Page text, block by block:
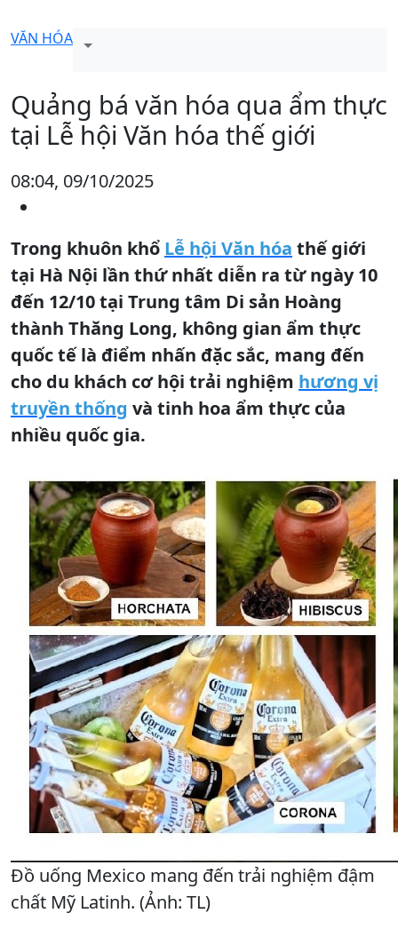
VĂN HÓA
Quảng bá văn hóa qua ẩm thực
tại Lễ hội Văn hóa thế giới
08:04, 09/10/2025
Trong khuôn khổ Lễ hội Văn hóa thế giới
tại Hà Nội lần thứ nhất diễn ra từ ngày 10
đến 12/10 tại Trung tâm Di sản Hoàng
thành Thăng Long, không gian ẩm thực
quốc tế là điểm nhấn đặc sắc, mang đến
cho du khách cơ hội trải nghiệm hương vị
truyền thống và tinh hoa ẩm thực của
nhiều quốc gia.
Đồ uống Mexico mang đến trải nghiệm đậm
chất Mỹ Latinh. (Ảnh: TL)